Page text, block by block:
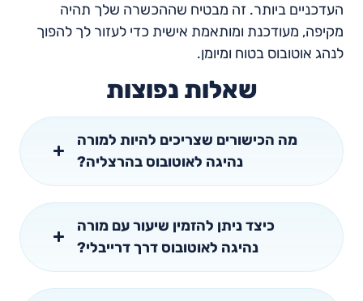
העדכניים ביותר. זה מבטיח שההכשרה שלך תהיה
מקיפה, מעודכנת ומותאמת אישית כדי לעזור לך להפוך
לנהג אוטובוס בטוח ומיומן.
שאלות נפוצות
מה הכישורים שצריכים להיות למורה
נהיגה לאוטובוס בהרצליה?
כיצד ניתן להזמין שיעור עם מורה
נהיגה לאוטובוס דרך דרייבלי?